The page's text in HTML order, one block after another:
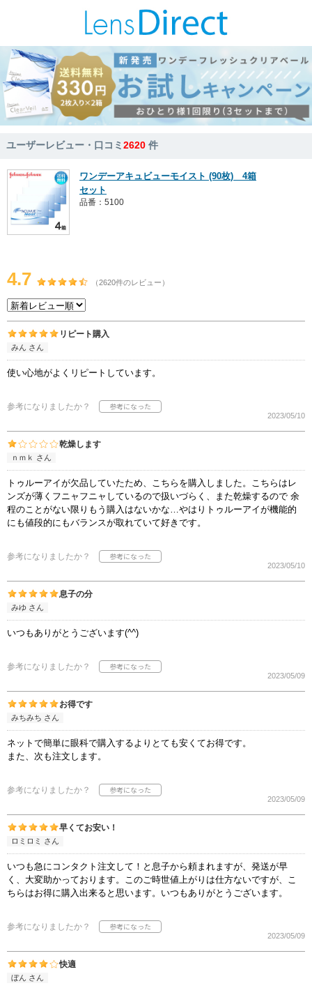
ユーザーレビュー・口コミ2620 件
ワンデーアキュビューモイスト (90枚) 4箱
セット
品番：5100
4.7 （2620件のレビュー）
リピート購入
みん さん
使い心地がよくリピートしています。
参考になりましたか？
2023/05/10
乾燥します
ｎｍｋ さん
トゥルーアイが欠品していたため、こちらを購入しました。こちらはレ
ンズが薄くフニャフニャしているので扱いづらく、また乾燥するので 余
程のことがない限りもう購入はないかな…やはりトゥルーアイが機能的
にも値段的にもバランスが取れていて好きです。
参考になりましたか？
2023/05/10
息子の分
みゆ さん
いつもありがとうございます(^^)
参考になりましたか？
2023/05/09
お得です
みちみち さん
ネットで簡単に眼科で購入するよりとても安くてお得です。
また、次も注文します。
参考になりましたか？
2023/05/09
早くてお安い！
ロミロミ さん
いつも急にコンタクト注文して！と息子から頼まれますが、発送が早
く、大変助かっております。このご時世値上がりは仕方ないですが、こ
ちらはお得に購入出来ると思います。いつもありがとうございます。
参考になりましたか？
2023/05/09
快適
ぼん さん